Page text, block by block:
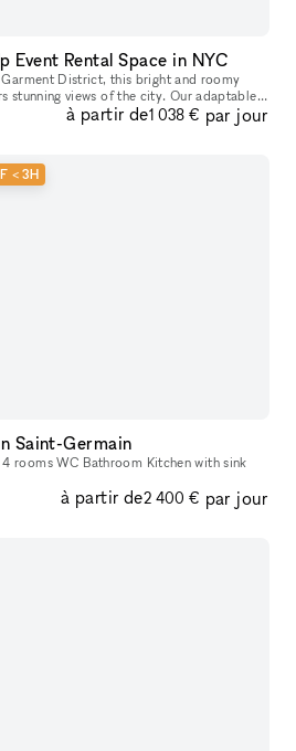
Event Rental Space in NYC
District, this bright and roomy
stunning views of the city. Our adaptable
accommodate a broad varie
à partir de1 038 € par jour
< 3H
Saint-Germain
rooms WC Bathroom Kitchen with sink
à partir de2 400 € par jour